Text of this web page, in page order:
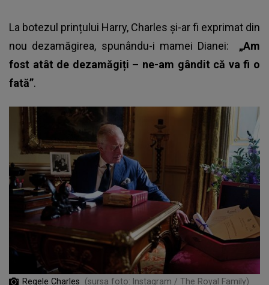
La botezul prințului Harry, Charles și-ar fi exprimat din
nou dezamăgirea, spunându-i mamei Dianei: „Am
fost atât de dezamăgiți – ne-am gândit că va fi o
fată”.
Regele Charles (sursa foto: Instagram / The Royal Family)